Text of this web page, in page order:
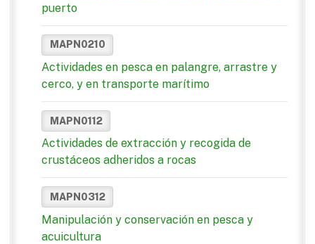
puerto
MAPN0210
Actividades en pesca en palangre, arrastre y
cerco, y en transporte marítimo
MAPN0112
Actividades de extracción y recogida de
crustáceos adheridos a rocas
MAPN0312
Manipulación y conservación en pesca y
acuicultura